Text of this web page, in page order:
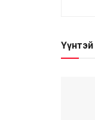
Үүнтэй